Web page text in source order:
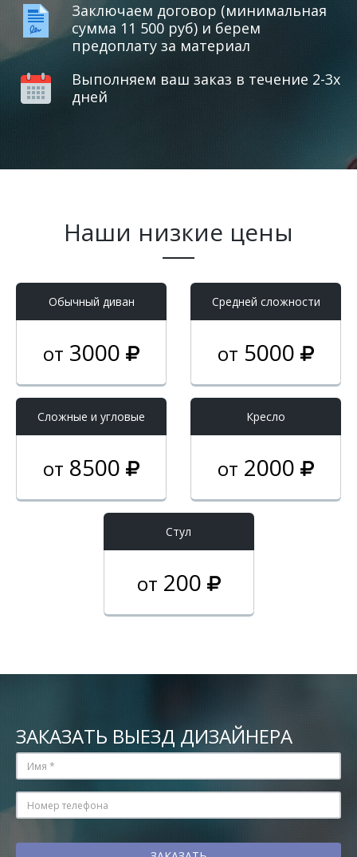
Заключаем договор (минимальная
сумма 11 500 руб) и берем
предоплату за материал
Выполняем ваш заказ в течение 2-3х
дней
Наши низкие цены
Обычный диван
от 3000
Средней сложности
от 5000
Cложные и угловые
от 8500
Кресло
от 2000
Стул
от 200
ЗАКАЗАТЬ ВЫЕЗД ДИЗАЙНЕРА